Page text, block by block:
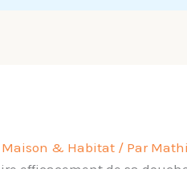
Maison & Habitat / Par